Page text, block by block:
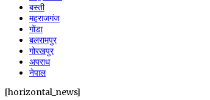
बस्ती
महराजगंज
गोंडा
बलरामपुर
गोरखपुर
अपराध
नेपाल
[horizontal_news]